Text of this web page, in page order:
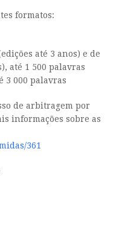
formatos:
até 3 anos) e de
até 1 500 palavras
3 000 palavras
de arbitragem por
informações sobre as
361